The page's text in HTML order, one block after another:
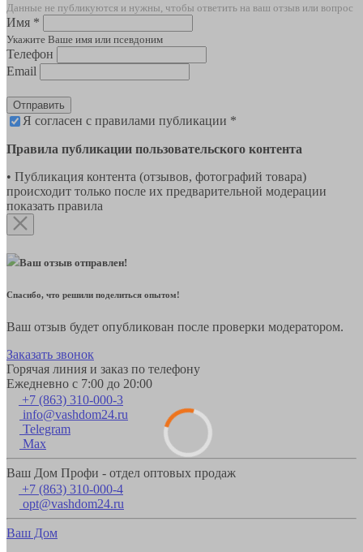
Данные не публикуются и нужны, чтобы ответить на ваш отзыв или вопрос
Имя *
Укажите Ваше имя или псевдоним
Телефон
Email
Отправить
Я согласен с правилами публикации *
Правила публикации пользовательского контента
• Публикация контента (отзывов, фотографий товара)
происходит только после их предварительной модерации
показать правила
Ваш отзыв отправлен!
Спасибо, что решили поделиться опытом!
Ваш отзыв будет опубликован после проверки модератором.
Заказать звонок
Горячая линия и заказ по телефону
Ежедневно с 7:00 до 20:00
+7 (863) 310-000-3
info@vashdom24.ru
Telegram
Max
Ваш Дом Профи - отдел оптовых продаж
+7 (863) 310-000-4
opt@vashdom24.ru
Ваш Дом